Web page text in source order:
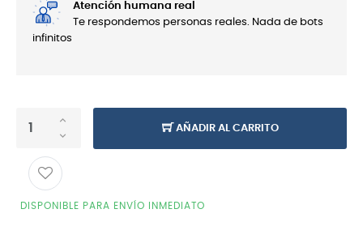
Atención humana real
Te respondemos personas reales. Nada de bots
infinitos
AÑADIR AL CARRITO
DISPONIBLE PARA ENVÍO INMEDIATO